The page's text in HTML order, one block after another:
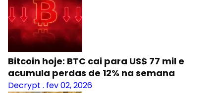
Bitcoin hoje: BTC cai para US$ 77 mil e
acumula perdas de 12% na semana
Decrypt . fev 02, 2026